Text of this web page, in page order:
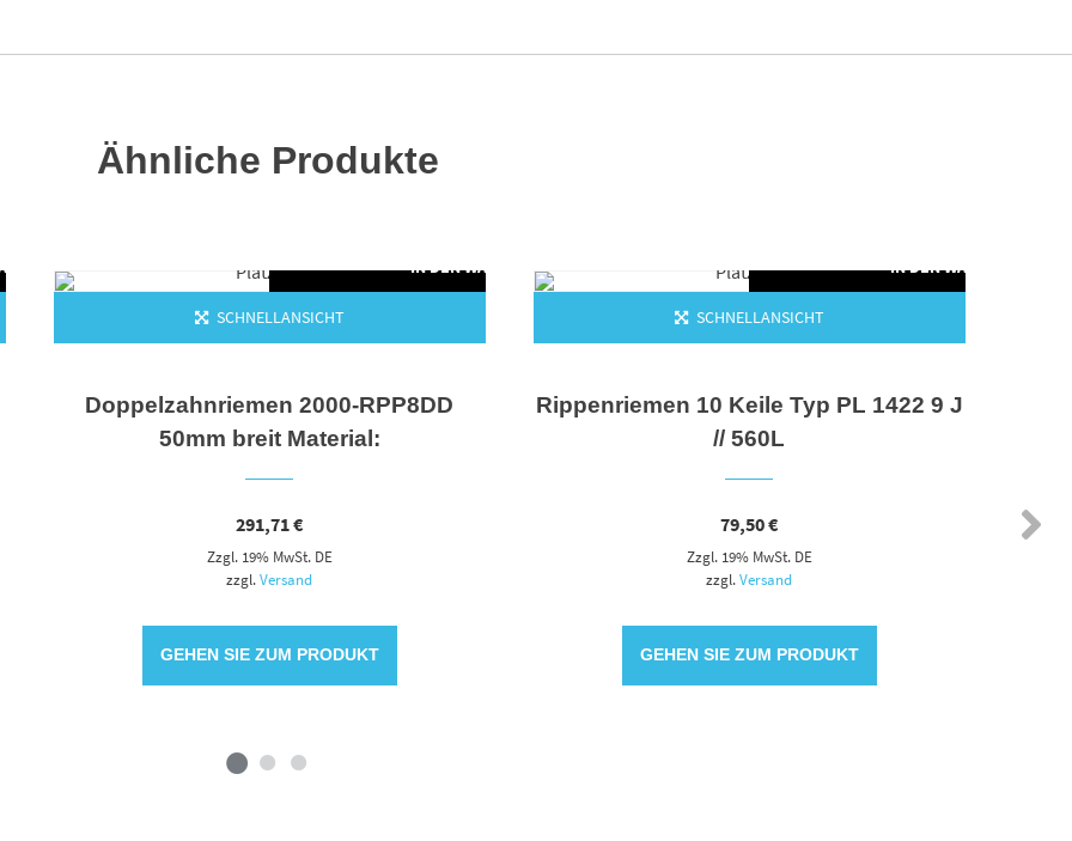
Ähnliche Produkte
IN DEN WARENKORB
SCHNELLANSICHT
Doppelzahnriemen 2000-RPP8DD
50mm breit Material:
291,71€
Zzgl. 19% MwSt. DE
zzgl.Versand
GEHEN SIE ZUM PRODUKT
IN DEN WARENKORB
SCHNELLANSICHT
Rippenriemen 10 Keile Typ PL 1422 9 J
// 560L
79,50€
Zzgl. 19% MwSt. DE
zzgl.Versand
GEHEN SIE ZUM PRODUKT